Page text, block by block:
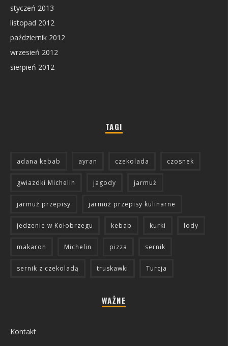
styczeń 2013
listopad 2012
październik 2012
wrzesień 2012
sierpień 2012
TAGI
adana kebab ayran czekolada czosnek
gwiazdki Michelin jagody jarmuż
jarmuż przepisy jarmuż przepisy kulinarne
jedzenie w Kołobrzegu kebab kurki lody
makaron Michelin pizza sernik
sernik z czekoladą truskawki Turcja
WAŻNE
Kontakt